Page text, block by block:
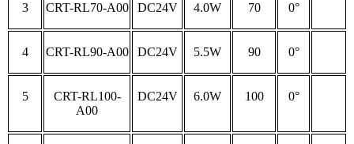
3 CRT-RL70-A00 DC24V 4.0W 70 0°
4 CRT-RL90-A00 DC24V 5.5W 90 0°
5
CRT-RL100-
A00
DC24V 6.0W 100 0°